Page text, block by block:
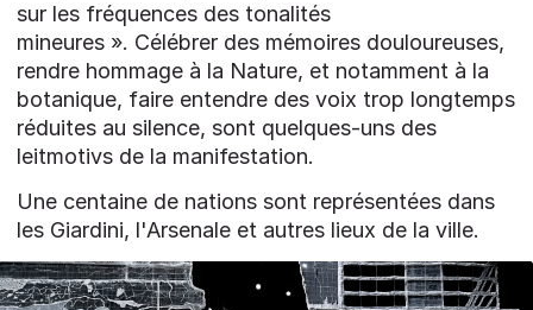
sur les fréquences des tonalités
mineures ». Célébrer des mémoires douloureuses,
rendre hommage à la Nature, et notamment à la
botanique, faire entendre des voix trop longtemps
réduites au silence, sont quelques-uns des
leitmotivs de la manifestation.
Une centaine de nations sont représentées dans
les Giardini, l'Arsenale et autres lieux de la ville.